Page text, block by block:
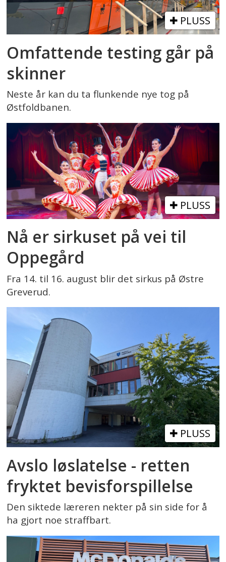
PLUSS
Omfattende testing går på
skinner
Neste år kan du ta flunkende nye tog på
Østfoldbanen.
PLUSS
Nå er sirkuset på vei til
Oppegård
Fra 14. til 16. august blir det sirkus på Østre
Greverud.
PLUSS
Avslo løslatelse - retten
fryktet bevisforspillelse
Den siktede læreren nekter på sin side for å
ha gjort noe straffbart.